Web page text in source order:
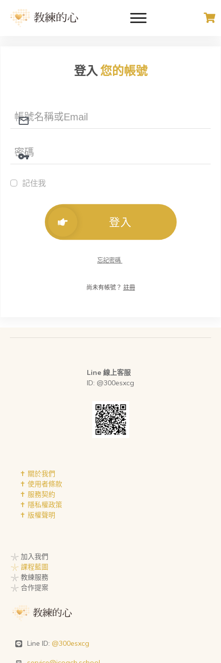
登入您的帳號
記住我
登入
忘記密碼
尚未有帳號？ 註冊
Line 線上客服
ID: @300esxcg
✝︎ 關於我們
✝︎ 使用者條款
✝︎ 服務契約
✝︎ 隱私權政策
✝︎ 版權聲明
𓇼 加入我們
𓇼 課程藍圖
𓇼 教練服務
𓇼 合作提案
Line ID: @300esxcg